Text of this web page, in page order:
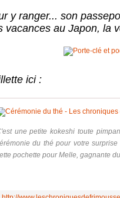
y ranger... son
vacances au Japon, la
ici :
une petite kokeshi toute
du thé pour votre
pochette pour Melle, gagnante